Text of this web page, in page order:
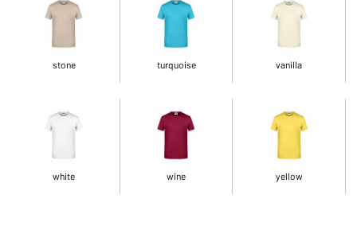
stone turquoise vanilla
white wine yellow